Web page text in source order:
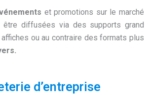
et promotions sur le marché
être diffusées via des supports grand
ou au contraire des formats plus
d’entreprise